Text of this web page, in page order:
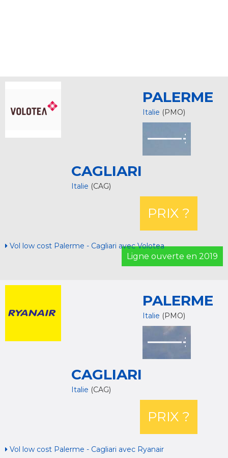
PALERME
Italie (PMO)
CAGLIARI
Italie (CAG)
PRIX ?
Vol low cost Palerme - Cagliari avec Volotea
Ligne ouverte en 2019
PALERME
Italie (PMO)
CAGLIARI
Italie (CAG)
PRIX ?
Vol low cost Palerme - Cagliari avec Ryanair